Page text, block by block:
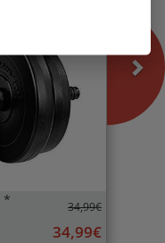
* 34,99€
34,99€